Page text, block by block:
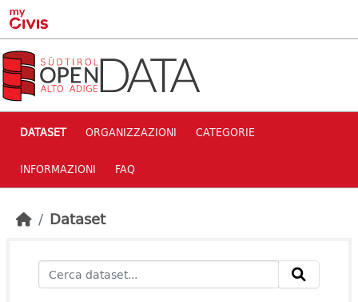
Skip to main content
DATASET ORGANIZZAZIONI CATEGORIE
INFORMAZIONI FAQ
Dataset